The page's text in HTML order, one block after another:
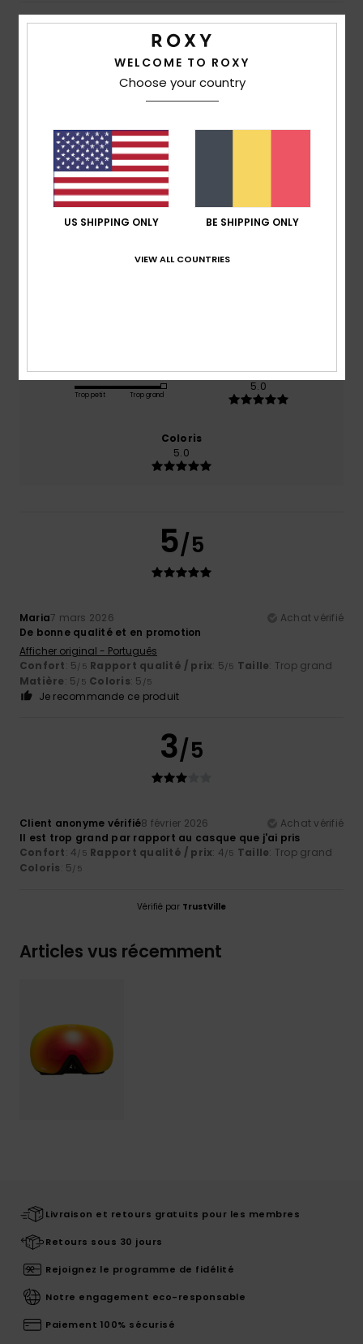
Livraison & Retours
Note moyenne
4.0
50% de nos clients recommandent ce produit
Taille
Trop petit Trop grand
Matière
5.0
Coloris
5.0
5/5
Maria7 mars 2026
Achat vérifié
De bonne qualité et en promotion
Afficher original - Português
Confort: 5/5 Rapport qualité / prix: 5/5 Taille: Trop grand
Matière: 5/5 Coloris: 5 /5
Je recommande ce produit
3/5
Client anonyme vérifié8 février 2026
Achat vérifié
Il est trop grand par rapport au casque que j'ai pris
Confort: 4/5 Rapport qualité / prix: 4/5 Taille: Trop grand
Coloris: 5/5
Vérifié par TrustVille
Articles vus récemment
Livraison et retours gratuits pour les membres
Retours sous 30 jours
Rejoignez le programme de fidélité
Notre engagement eco-responsable
Paiement 100% sécurisé
WELCOME TO ROXY
Choose your country
US SHIPPING ONLY BE SHIPPING ONLY
VIEW ALL COUNTRIES